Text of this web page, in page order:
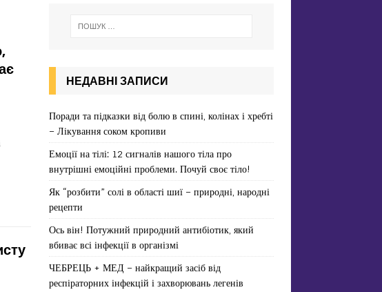
НЕДАВНІ ЗАПИСИ
Поради та підказки від болю в спині, колінах і хребті
– Лікування соком кропиви
Емоції на тілі: 12 сигналів нашого тіла про
внутрішні емоційні проблеми. Почуй своє тіло!
Як “розбити” солі в області шиї – природні, народні
рецепти
Ось він! Потужний природний антибіотик, який
вбиває всі інфекції в організмі
ЧЕБРЕЦЬ + МЕД – найкращий засіб від
респіраторних інфекцій і захворювань легенів